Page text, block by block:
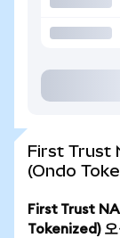
First Trust
(Ondo
First Trust
Tokenized)